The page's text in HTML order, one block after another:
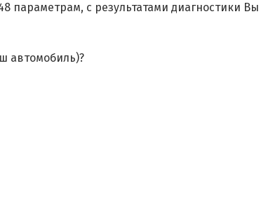
параметрам, с результатами диагностики
автомобиль)?